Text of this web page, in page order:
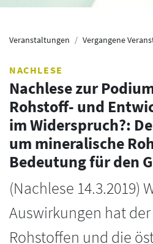
Veranstaltungen Vergangene
NACHLESE
Nachlese zur
Rohstoff- und
im Widerspruch?:
um mineralische
Bedeutung für den
(Nachlese 14.3.2019)
Auswirkungen hat
Rohstoffen und die